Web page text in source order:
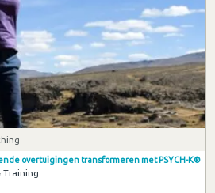
overtuigingen transformeren met PSYCH-K®
Training